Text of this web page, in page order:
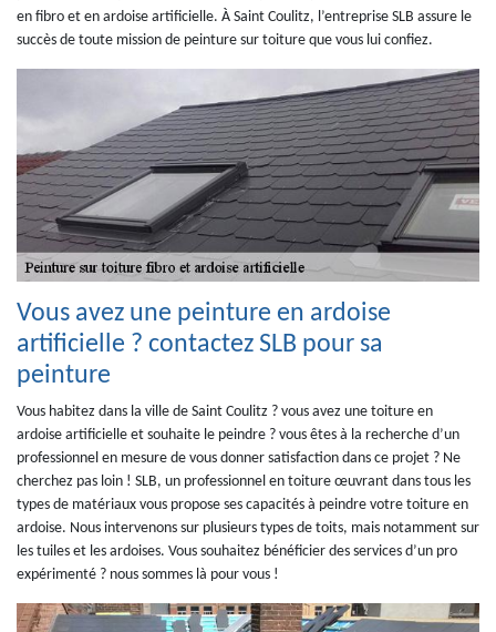
en fibro et en ardoise artificielle. À Saint Coulitz, l’entreprise SLB assure le
succès de toute mission de peinture sur toiture que vous lui confiez.
Vous avez une peinture en ardoise
artificielle ? contactez SLB pour sa
peinture
Vous habitez dans la ville de Saint Coulitz ? vous avez une toiture en
ardoise artificielle et souhaite le peindre ? vous êtes à la recherche d’un
professionnel en mesure de vous donner satisfaction dans ce projet ? Ne
cherchez pas loin ! SLB, un professionnel en toiture œuvrant dans tous les
types de matériaux vous propose ses capacités à peindre votre toiture en
ardoise. Nous intervenons sur plusieurs types de toits, mais notamment sur
les tuiles et les ardoises. Vous souhaitez bénéficier des services d’un pro
expérimenté ? nous sommes là pour vous !